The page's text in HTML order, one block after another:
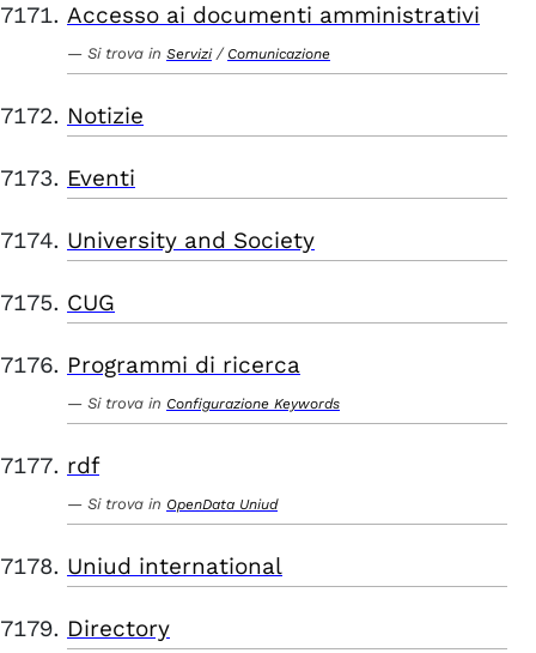
Accesso ai documenti amministrativi
Si trova in Servizi / Comunicazione
Notizie
Eventi
University and Society
CUG
Programmi di ricerca
Si trova in Configurazione Keywords
rdf
Si trova in OpenData Uniud
Uniud international
Directory